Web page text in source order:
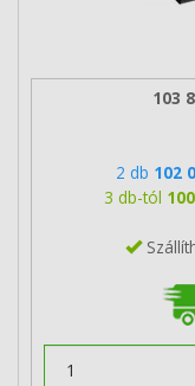
103
2 db 102
3 db-tól